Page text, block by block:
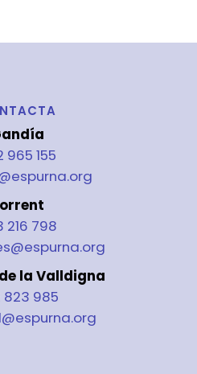
965 155
216 798
la Valldigna
823 985